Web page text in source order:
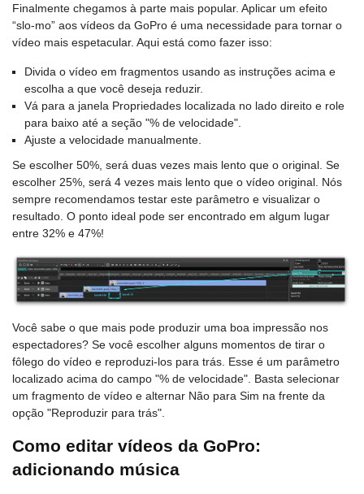
Finalmente chegamos à parte mais popular. Aplicar um efeito
“slo-mo” aos vídeos da GoPro é uma necessidade para tornar o
vídeo mais espetacular. Aqui está como fazer isso:
Divida o vídeo em fragmentos usando as instruções acima e
escolha a que você deseja reduzir.
Vá para a janela Propriedades localizada no lado direito e role
para baixo até a seção "% de velocidade".
Ajuste a velocidade manualmente.
Se escolher 50%, será duas vezes mais lento que o original. Se
escolher 25%, será 4 vezes mais lento que o vídeo original. Nós
sempre recomendamos testar este parâmetro e visualizar o
resultado. O ponto ideal pode ser encontrado em algum lugar
entre 32% e 47%!
Você sabe o que mais pode produzir uma boa impressão nos
espectadores? Se você escolher alguns momentos de tirar o
fôlego do vídeo e reproduzi-los para trás. Esse é um parâmetro
localizado acima do campo "% de velocidade". Basta selecionar
um fragmento de vídeo e alternar Não para Sim na frente da
opção "Reproduzir para trás".
Como editar vídeos da GoPro:
adicionando música